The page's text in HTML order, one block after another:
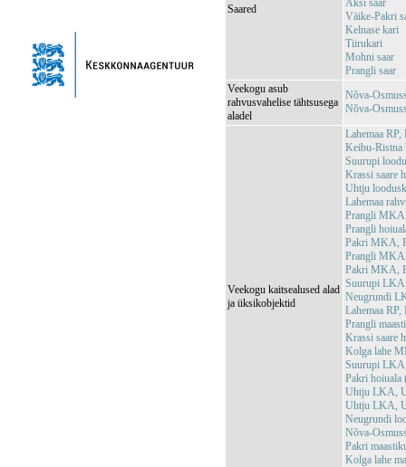
Saared
Aksi saar
Väike-Pakri
Kelnase kari
Tiirukari
Mohni saar
Prangli saar
Veekogu asub
rahvusvahelise tähtsusega
aladel
Nõva-
Nõva-
Veekogu kaitsealused alad
ja üksikobjektid
Lahemaa
Keibu-Ristna
Suurupi
Krassi saare
Uhtju
Lahemaa
Prangli
Prangli
Pakri MKA,
Prangli
Pakri MKA,
Suurupi
Neugrundi
Lahemaa
Prangli
Krassi saare
Kolga lahe
Suurupi
Pakri
Uhtju LKA,
Uhtju LKA,
Neugrundi
Nõva-
Pakri
Kolga lahe